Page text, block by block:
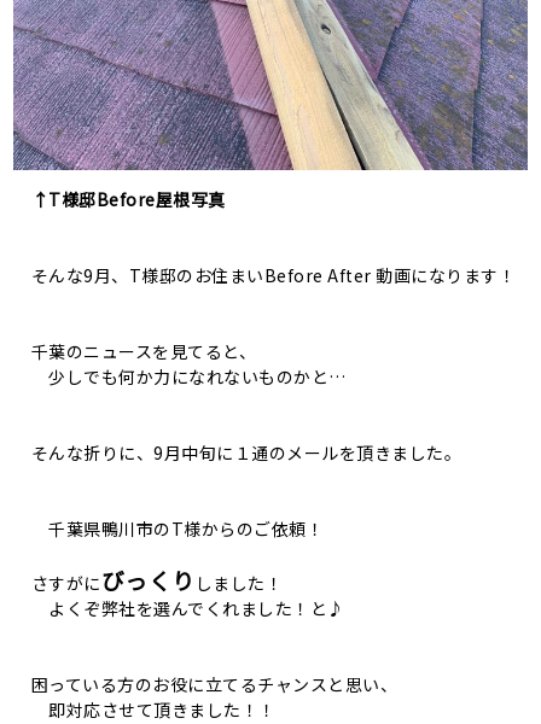
↑T様邸Before屋根写真
そんな9月、T様邸のお住まいBefore After 動画になります！
千葉のニュースを見てると、
少しでも何か力になれないものかと…
そんな折りに、9月中旬に１通のメールを頂きました。
千葉県鴨川市のT様からのご依頼！
さすがにびっくり しました！
よくぞ弊社を選んでくれました！と♪
困っている方のお役に立てるチャンスと思い、
即対応させて頂きました！！